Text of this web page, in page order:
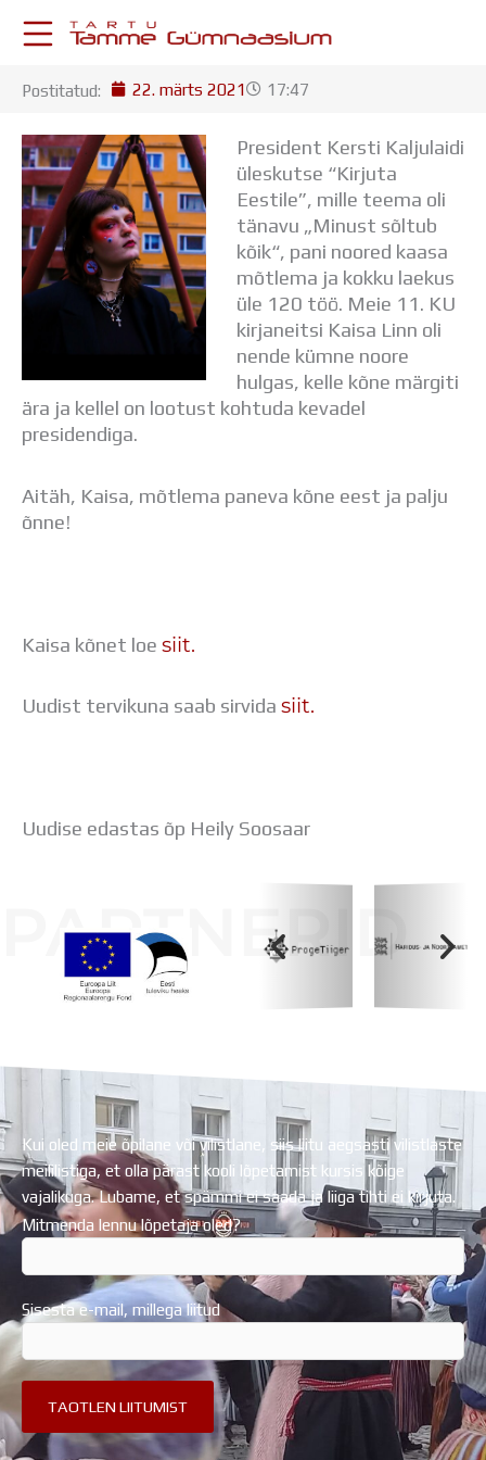
KESKKONNAD
Postkast
Drive
Tamme TV
Tamme Leht
Kooliraadio
Koorilaul
ÕPPETÖÖ
Õppekava
Ainepassid
Huviringid
Distantsõpe
Meie kool
Dokumendid
Lapsevanemale
Kontaktid
Postitatud: 22. märts 2021 17:47
President Kersti Kaljulaidi
üleskutse “Kirjuta
Eestile”, mille teema oli
tänavu „Minust sõltub
kõik“, pani noored kaasa
mõtlema ja kokku laekus
üle 120 töö. Meie 11. KU
kirjaneitsi Kaisa Linn oli
nende kümne noore
hulgas, kelle kõne märgiti
ära ja kellel on lootust kohtuda kevadel
presidendiga.
Aitäh, Kaisa, mõtlema paneva kõne eest ja palju
õnne!
Kaisa kõnet loe siit.
Uudist tervikuna saab sirvida siit.
Uudise edastas õp Heily Soosaar
PARTNERID
Kui oled meie õpilane või vilistlane, siis liitu aegsasti vilistlaste
meililistiga, et olla pärast kooli lõpetamist kursis kõige
vajalikuga. Lubame, et spämmi ei saada ja liiga tihti ei kirjuta.
Mitmenda lennu lõpetaja oled?
Sisesta e-mail, millega liitud